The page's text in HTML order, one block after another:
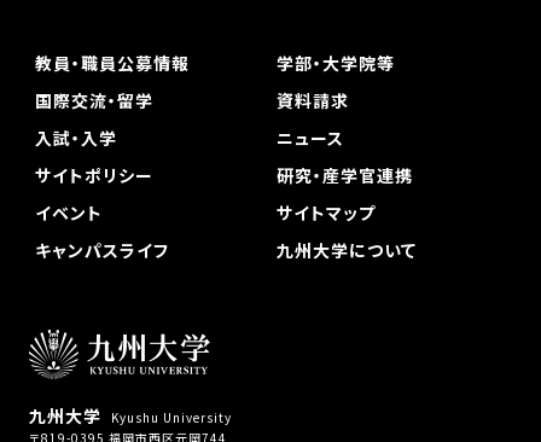
九州大学
Kyushu University
〒819-0395 福岡市西区元岡744
教員・職員公募情報
学部・大学院等
国際交流・留学
資料請求
入試・入学
ニュース
サイトポリシー
研究・産学官連携
イベント
サイトマップ
キャンパスライフ
九州大学について